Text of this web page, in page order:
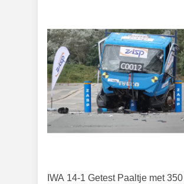
IWA 14-1 Getest Paaltje met